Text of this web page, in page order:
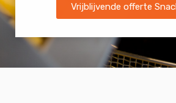
Vrijblijvende offerte